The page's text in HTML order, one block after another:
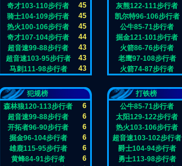
奇才103-110步行者
45
骑士104-109步行者
45
热火100-106步行者
45
奇才107-104步行者
44
超音速99-88步行者
43
超音速103-95步行者
43
马刺111-98步行者
43
灰熊122-111步行者
凯尔特96-106步行者
公牛85-71步行者
掘金121-101步行者
火箭86-76步行者
老鹰97-108步行者
火箭74-87步行者
犯规榜
森林狼120-113步行者
6
超音速99-88步行者
6
开拓者96-90步行者
6
掘金96-104步行者
6
雄鹿115-95步行者
6
黄蜂84-91步行者
6
打铁榜
公牛85-71步行者
太阳129-122步行者
热火103-106步行者
超音速103-102步行者
爵士104-94步行者
勇士113-98步行者